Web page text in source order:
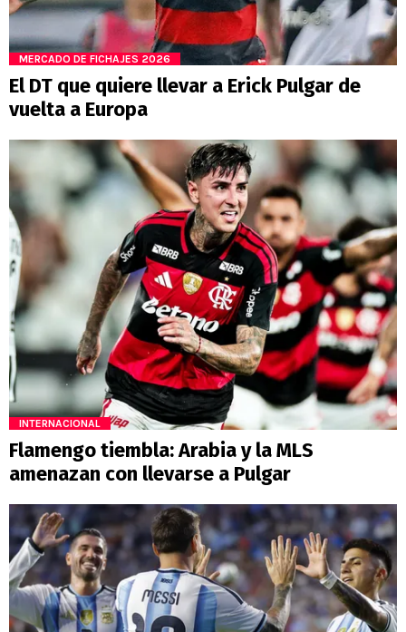
MERCADO DE FICHAJES 2026
El DT que quiere llevar a Erick Pulgar de
vuelta a Europa
INTERNACIONAL
Flamengo tiembla: Arabia y la MLS
amenazan con llevarse a Pulgar